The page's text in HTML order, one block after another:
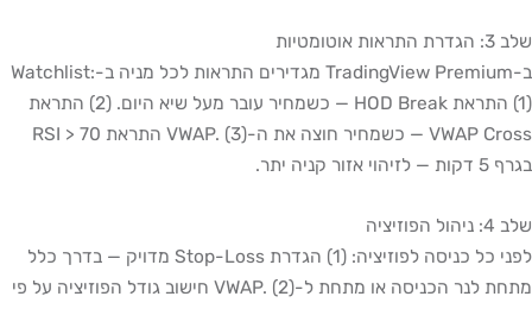
שלב 3: הגדרת התראות אוטומטיות
ב-TradingView Premium מגדירים התראות לכל מניה ב-Watchlist:
(1) התראת HOD Break — כשמחיר עובר מעל שיא היום. (2) התראת
VWAP Cross — כשמחיר חוצה את ה-VWAP. (3) התראת RSI > 70
בגרף 5 דקות — לזיהוי אזור קניה יתר.
שלב 4: ניהול הפוזיציה
לפני כל כניסה לפוזיציה: (1) הגדרת Stop-Loss מדויק — בדרך כלל
מתחת לנר הכניסה או מתחת ל-VWAP. (2) חישוב גודל הפוזיציה על פי